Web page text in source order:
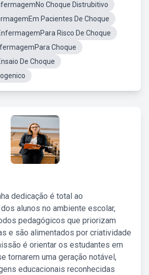
Choque Distrubitivo
Pacientes De Choque
Risco De Choque
Choque
De Choque
dedicação é total ao
alunos no ambiente escolar,
pedagógicos que priorizam
e são alimentados por criatividade
é orientar os estudantes em
tornarem uma geração notável,
educacionais reconhecidas